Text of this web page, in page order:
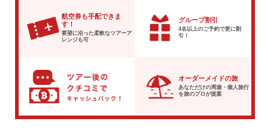
航空券も手配できま
す！
要望に沿った柔軟なツアーア
レンジも可
グループ割引
4名以上のご予約で更に割
引！
オーダーメイドの旅
あなただけの周遊・個人旅行
を旅のプロが提案